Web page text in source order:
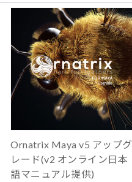
Ornatrix Maya v5 アップグ
レード(v2 オンライン日本
語マニュアル提供)